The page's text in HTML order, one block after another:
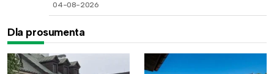
04-08-2026
Dla prosumenta